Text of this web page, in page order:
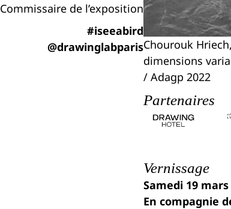
Commissaire de l’exposition
#iseeabird
@drawinglabparisChourouk Hriech,
dimensions
/ Adagp 2022
Partenaires
Vernissage
Samedi 19
En compagnie